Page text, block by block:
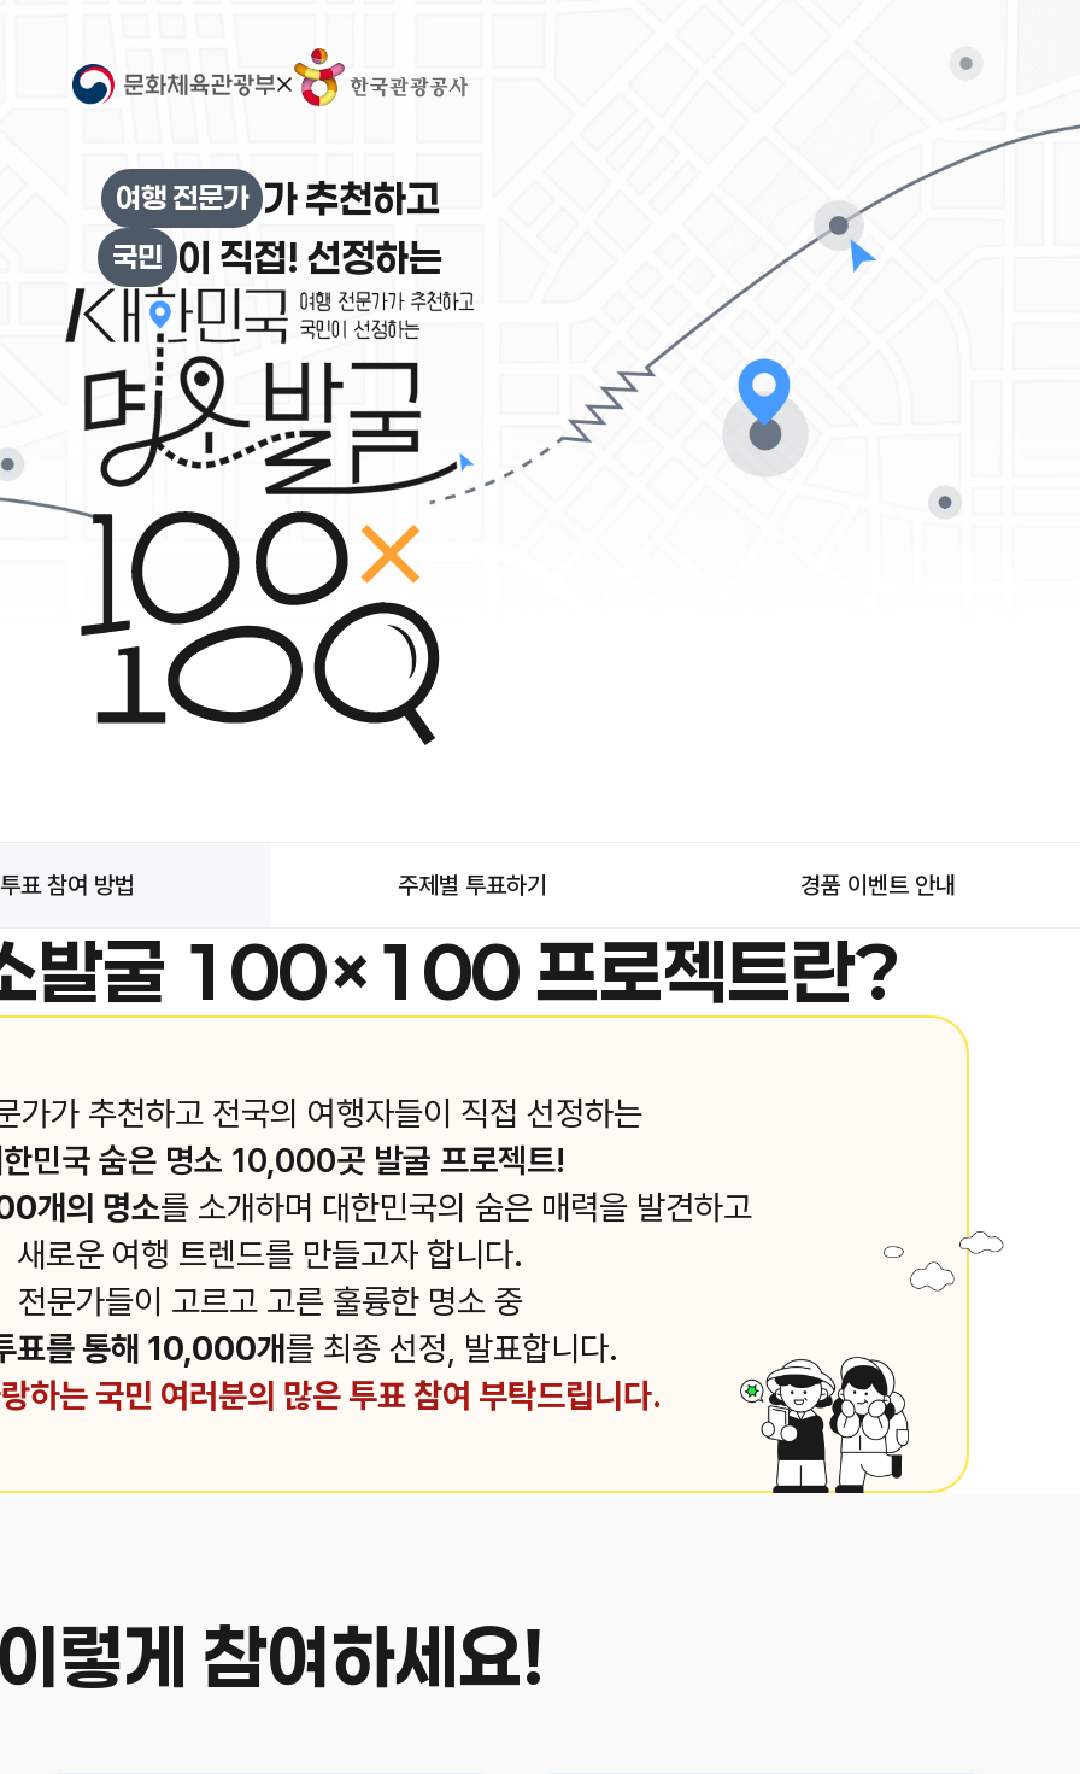
여행 전문가 가 추천하고
국민 이 직접! 선정하는
투표 참여 방법 주제별 투표하기 경품 이벤트 안내
발굴 100×100 프로젝트란?
가가 추천하고 전국의 여행자들이 직접 선정하는
민국 숨은 명소 10,000곳 발굴 프로젝트!
개의 명소를 소개하며 대한민국의 숨은 매력을 발견하고
새로운 여행 트렌드를 만들고자 합니다.
전문가들이 고르고 고른 훌륭한 명소 중
표를 통해 10,000개를 최종 선정, 발표합니다.
하는 국민 여러분의 많은 투표 참여 부탁드립니다.
렇게 참여하세요!